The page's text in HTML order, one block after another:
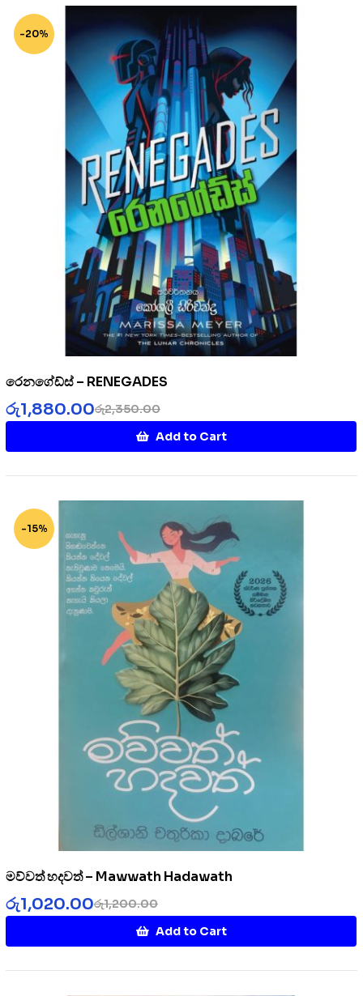
-20%
රෙනගේඩ්ස් – RENEGADES
රු2,350.00
රු1,880.00
Add to Cart
-15%
මව්වත් හදවත් – Mawwath Hadawath
රු1,200.00
රු1,020.00
Add to Cart